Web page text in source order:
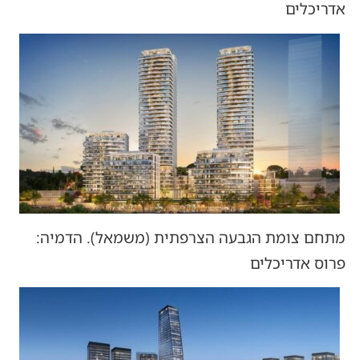
אדריכלים
מתחם צומת הגבעה הצרפתית (משמאל). הדמיה:
פרוס אדריכלים